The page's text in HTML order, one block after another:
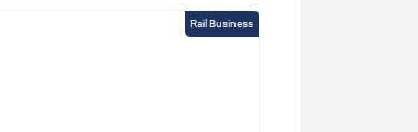
Rail Business